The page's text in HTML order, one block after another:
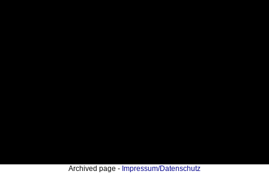
Archived page - Impressum/Datenschutz